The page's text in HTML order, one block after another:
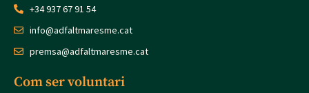
+34 937 67 91 54
info@adfaltmaresme.cat
premsa@adfaltmaresme.cat
Com ser voluntari